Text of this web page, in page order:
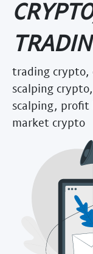
trading crypto,
scalping
scalping, profit
market crypto